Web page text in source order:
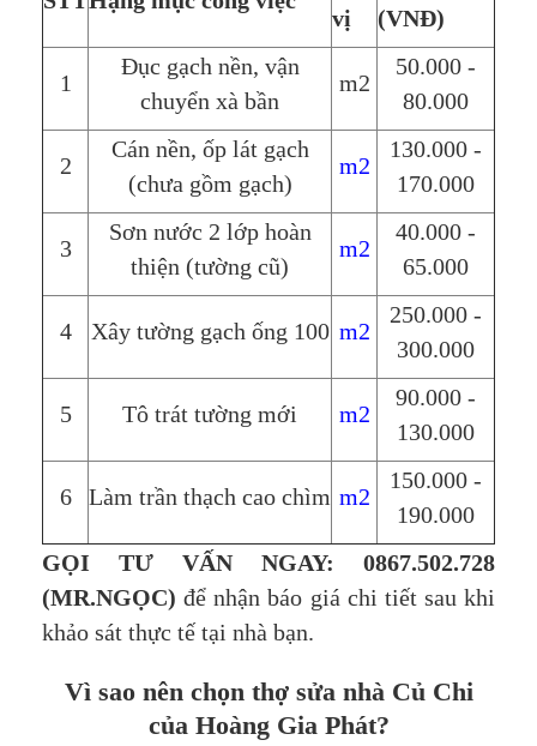
vị
(VNĐ)
1
Đục gạch nền, vận
chuyển xà bần
m2
50.000 -
80.000
2
Cán nền, ốp lát gạch
(chưa gồm gạch)
m2
130.000 -
170.000
3
Sơn nước 2 lớp hoàn
thiện (tường cũ)
m2
40.000 -
65.000
4 Xây tường gạch ống 100 m2
250.000 -
300.000
5 Tô trát tường mới m2
90.000 -
130.000
6 Làm trần thạch cao chìm m2
150.000 -
190.000
GỌI TƯ VẤN NGAY: 0867.502.728
(MR.NGỌC) để nhận báo giá chi tiết sau khi
khảo sát thực tế tại nhà bạn.
Vì sao nên chọn thợ sửa nhà Củ Chi
của Hoàng Gia Phát?